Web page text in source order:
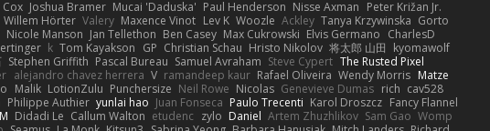
Cox Joshua Bramer Mucai 'Daduska' Paul Henderson Nisse Axman Peter Križan Jr.
Willem Hörter Valery Maxence Vinot Lev K Woozle Ackley Tanya Krzywinska Gorto
Nicole Manson Jan Tellethon Ben Casey Max Cukrowski Elvis Germano CharlesD
k Tom Kayakson GP Christian Schau Hristo Nikolov 将太郎 山田 kyomawolf
Stephen Griffith Pascal Bureau Samuel Avraham Steve Cypert The Rusted Pixel
alejandro chavez herrera V ramandeep kaur Rafael Oliveira Wendy Morris Matze
Malik LotionZulu Punchersize Neil Rowe Nicolas Genevieve Dumas rich cav528
Philippe Authier yunlai hao Juan Fonseca Paulo Trecenti Karol Droszcz Fancy Flannel
Didadi Le Callum Walton etudenc zylo Daniel Artem Zhuzhlikov Sam Gao Womp